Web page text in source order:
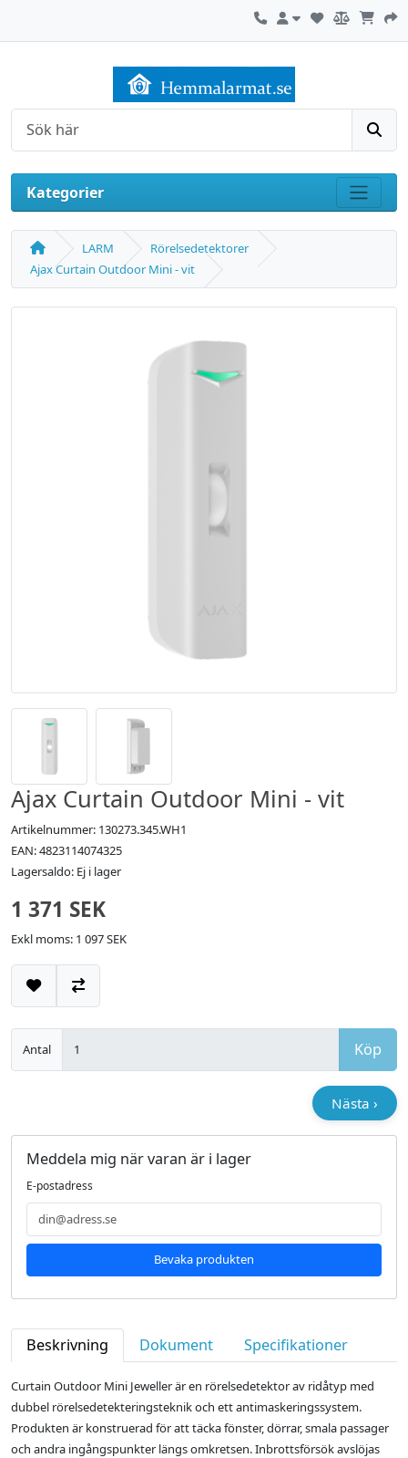
Kontakta oss
Mitt konto
Sök
Kategorier
Visa
LARM
Rörelsedetektorer
Ajax Curtain Outdoor Mini - vit
Ajax Curtain Outdoor Mini - vit
Artikelnummer: 130273.345.WH1
EAN: 4823114074325
Lagersaldo: Ej i lager
1 371 SEK
Exkl moms: 1 097 SEK
Lägg till i önskelistan
Jämför
Antal Köp
Nästa ›
Meddela mig när varan är i lager
E-postadress
Bevaka produkten
Beskrivning Dokument Specifikationer
Curtain Outdoor Mini Jeweller är en rörelsedetektor av ridåtyp med
dubbel rörelsedetekteringsteknik och ett antimaskeringssystem.
Produkten är konstruerad för att täcka fönster, dörrar, smala passager
och andra ingångspunkter längs omkretsen. Inbrottsförsök avslöjas